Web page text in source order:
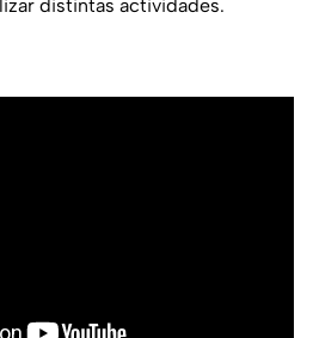
distintas actividades.